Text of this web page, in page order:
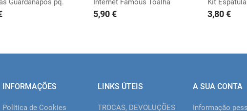
Guardanapos pq. Internet Famous Toalha
5,90 €
Kit
3,80 €
INFORMAÇÕES
Política de Cookies
LINKS ÚTEIS
TROCAS, DEVOLUÇÕES
A SUA CONTA
Informação